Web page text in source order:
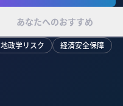
あなたへのおすすめ
地政学リスク 経済安全保障